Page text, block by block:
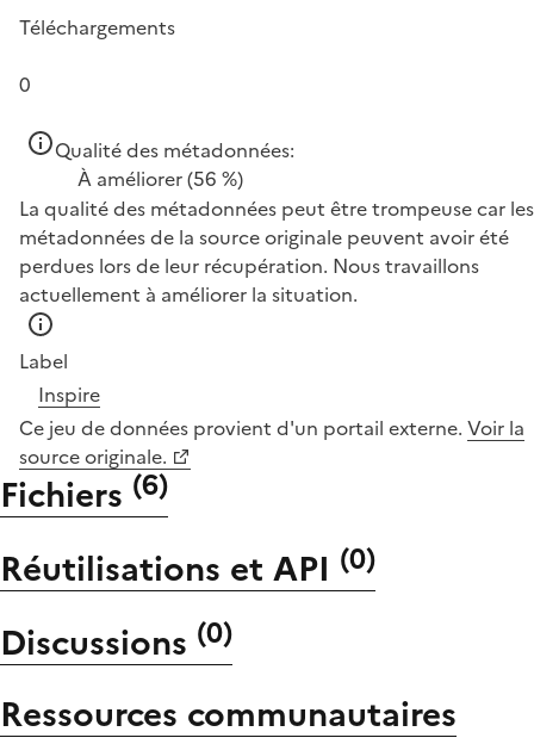
Téléchargements
0
Qualité des métadonnées:
À améliorer(56 %)
La qualité des métadonnées peut être trompeuse car les
métadonnées de la source originale peuvent avoir été
perdues lors de leur récupération. Nous travaillons
actuellement à améliorer la situation.
Label
Inspire
Ce jeu de données provient d'un portail externe. Voir la
source originale.
Fichiers (6)
Réutilisations et API (0)
Discussions (0)
Ressources communautaires